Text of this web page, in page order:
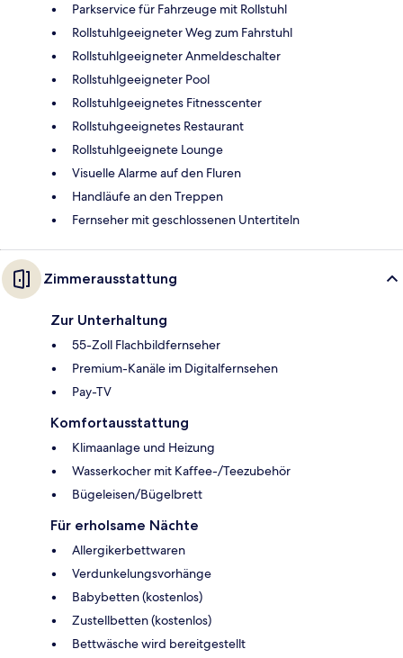
Parkservice für Fahrzeuge mit Rollstuhl
Rollstuhlgeeigneter Weg zum Fahrstuhl
Rollstuhlgeeigneter Anmeldeschalter
Rollstuhlgeeigneter Pool
Rollstuhlgeeignetes Fitnesscenter
Rollstuhgeeignetes Restaurant
Rollstuhlgeeignete Lounge
Visuelle Alarme auf den Fluren
Handläufe an den Treppen
Fernseher mit geschlossenen Untertiteln
Zimmerausstattung
Zur Unterhaltung
55-Zoll Flachbildfernseher
Premium-Kanäle im Digitalfernsehen
Pay-TV
Komfortausstattung
Klimaanlage und Heizung
Wasserkocher mit Kaffee-/Teezubehör
Bügeleisen/Bügelbrett
Für erholsame Nächte
Allergikerbettwaren
Verdunkelungsvorhänge
Babybetten (kostenlos)
Zustellbetten (kostenlos)
Bettwäsche wird bereitgestellt